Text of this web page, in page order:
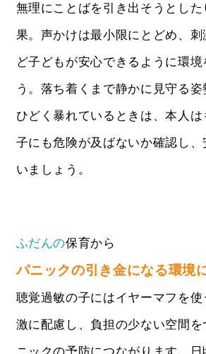
無理にことばを引き出そうとし
果。声かけは最小限にとどめ、
ど子どもが安心できるように環境
う。落ち着くまで静かに見守る姿
ひどく暴れているときは、本人
子にも危険が及ばないか確認し
いましょう。
ふだんの保育から
パニックの引き金になる環境
聴覚過敏の子にはイヤーマフを使
激に配慮し、負担の少ない空間